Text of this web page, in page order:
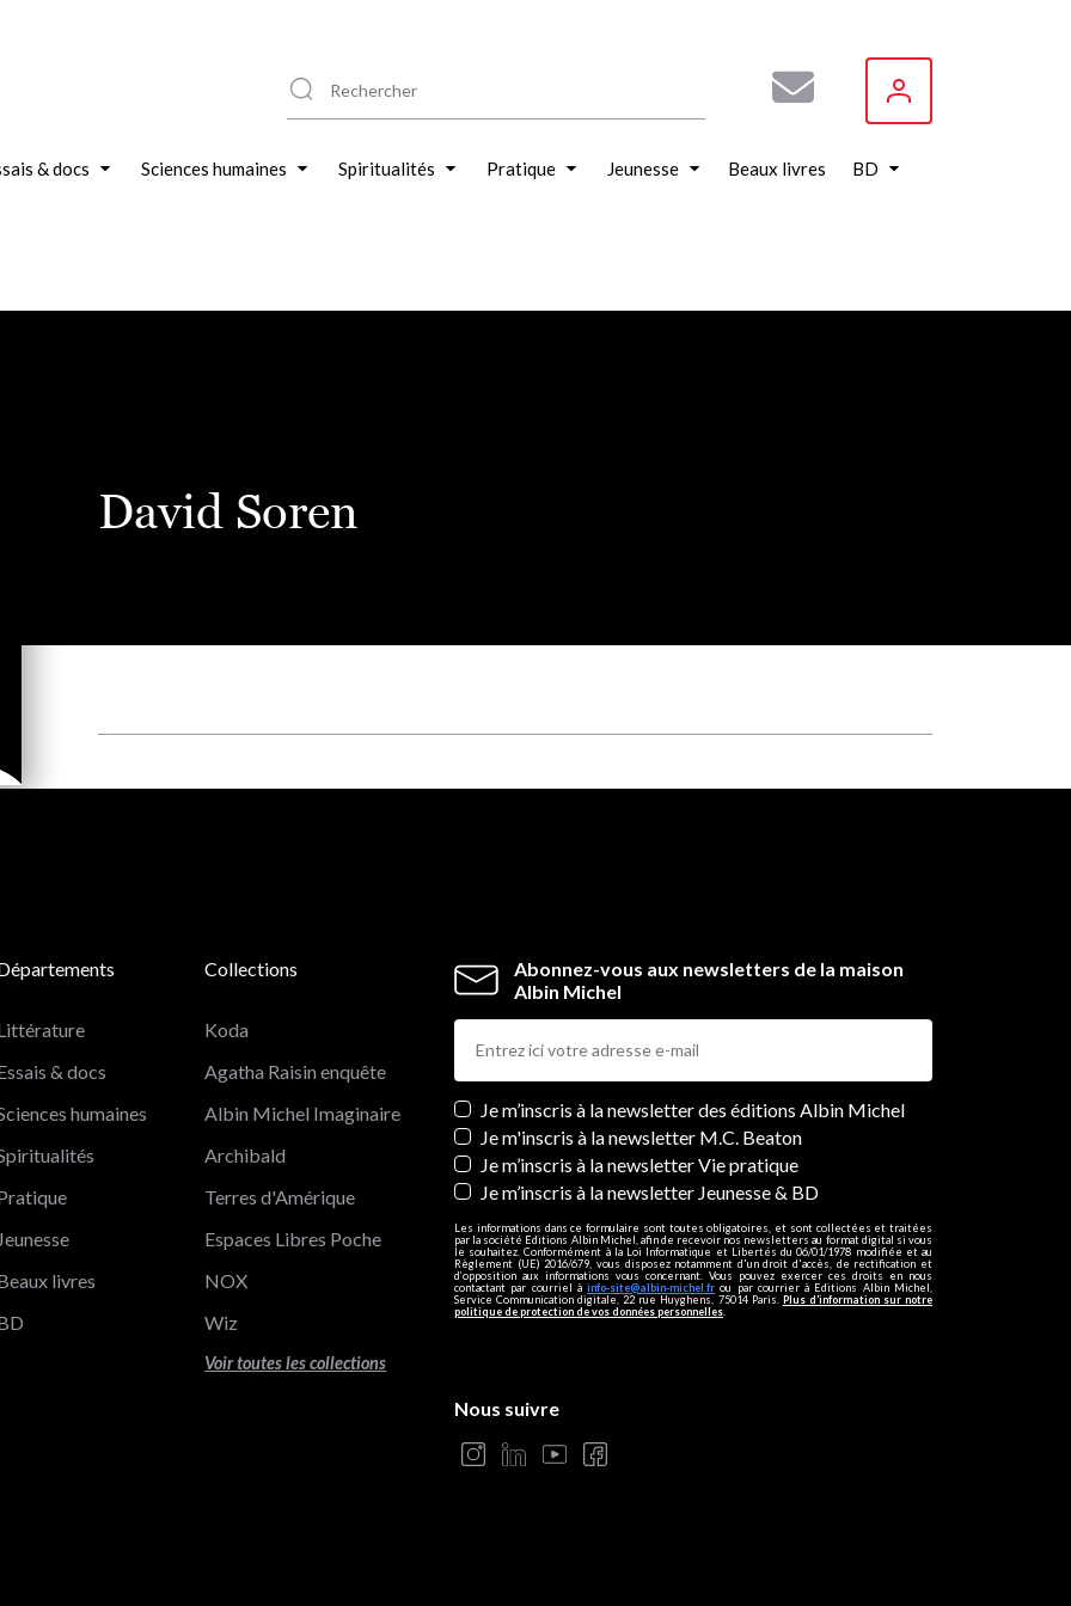
& docs Sciences humaines Spiritualités Pratique Jeunesse Beaux livres BD
David Soren
Abonnez-vous aux newsletters de la maison
Albin Michel
Newsletters
Je m’inscris à la newsletter des éditions Albin Michel
Je m'inscris à la newsletter M.C. Beaton
Je m’inscris à la newsletter Vie pratique
Je m’inscris à la newsletter Jeunesse & BD
Les informations dans ce formulaire sont toutes obligatoires, et sont collectées et traitées
par la société Editions Albin Michel, afin de recevoir nos newsletters au format digital si vous
le souhaitez. Conformément à la Loi Informatique et Libertés du 06/01/1978 modifiée et au
Règlement (UE) 2016/679, vous disposez notamment d'un droit d'accès, de rectification et
d’opposition aux informations vous concernant. Vous pouvez exercer ces droits en nous
contactant par courriel àinfo-site@albin-michel.fr ou par courrier à Editions Albin Michel,
Service Communication digitale, 22 rue Huyghens, 75014 Paris. Plus d’information sur notre
politique de protection de vos données personnelles
& docs
humaines
Jeunesse
livres
Collections
Koda
Agatha Raisin enquête
Albin Michel Imaginaire
Archibald
Terres d'Amérique
Espaces Libres Poche
NOX
Wiz
Voir toutes les collections
Nous suivre